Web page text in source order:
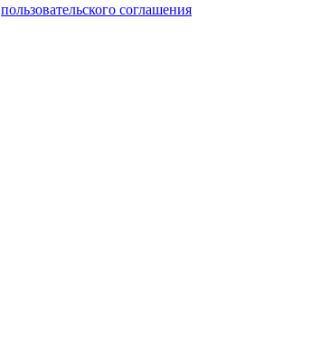
пользовательского соглашения